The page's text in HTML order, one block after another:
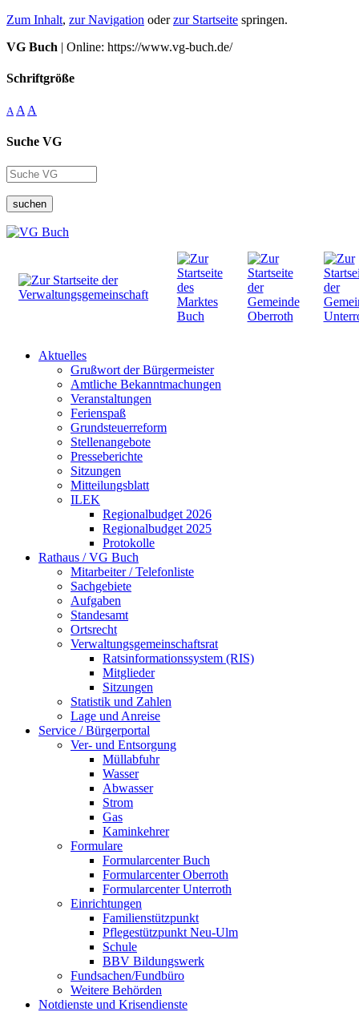
Zum Inhalt, zur Navigation oderzur Startseite springen.
VG Buch | Online: https://www.vg-buch.de/
Schriftgröße
A A A
Suche VG
suchen
Aktuelles
Grußwort der Bürgermeister
Amtliche Bekanntmachungen
Veranstaltungen
Ferienspaß
Grundsteuerreform
Stellenangebote
Presseberichte
Sitzungen
Mitteilungsblatt
ILEK
Regionalbudget 2026
Regionalbudget 2025
Protokolle
Rathaus / VG Buch
Mitarbeiter / Telefonliste
Sachgebiete
Aufgaben
Standesamt
Ortsrecht
Verwaltungsgemeinschaftsrat
Ratsinformationssystem (RIS)
Mitglieder
Sitzungen
Statistik und Zahlen
Lage und Anreise
Service / Bürgerportal
Ver- und Entsorgung
Müllabfuhr
Wasser
Abwasser
Strom
Gas
Kaminkehrer
Formulare
Formularcenter Buch
Formularcenter Oberroth
Formularcenter Unterroth
Einrichtungen
Familienstützpunkt
Pflegestützpunkt Neu-Ulm
Schule
BBV Bildungswerk
Fundsachen/Fundbüro
Weitere Behörden
Notdienste und Krisendienste